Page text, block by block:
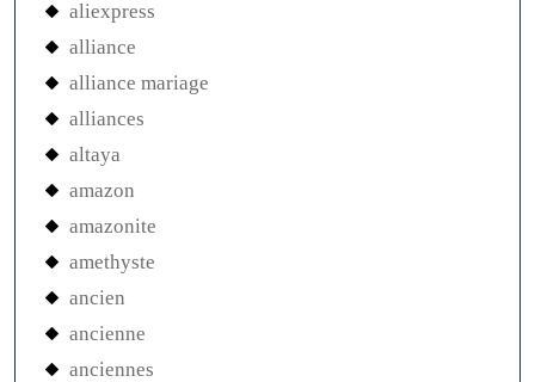
aliexpress
alliance
alliance mariage
alliances
altaya
amazon
amazonite
amethyste
ancien
ancienne
anciennes